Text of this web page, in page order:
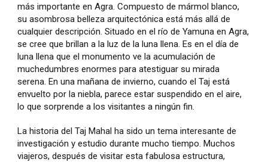
más importante en Agra. Compuesto de mármol blanco,
su asombrosa belleza arquitectónica está más allá de
cualquier descripción. Situado en el río de Yamuna en Agra,
se cree que brillan a la luz de la luna llena. Es en el día de
luna llena que el monumento ve la acumulación de
muchedumbres enormes para atestiguar su mirada
serena. En una mañana de invierno, cuando el Taj está
envuelto por la niebla, parece estar suspendido en el aire,
lo que sorprende a los visitantes a ningún fin.
La historia del Taj Mahal ha sido un tema interesante de
investigación y estudio durante mucho tiempo. Muchos
viajeros, después de visitar esta fabulosa estructura,